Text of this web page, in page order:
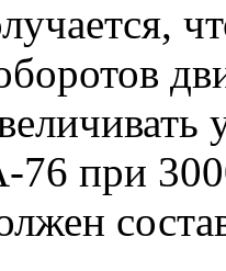
76 при